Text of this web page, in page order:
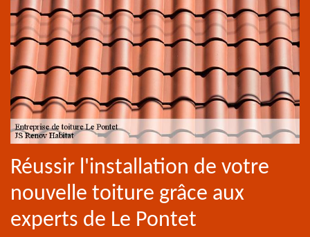
Réussir l'installation de votre
nouvelle toiture grâce aux
experts de Le Pontet